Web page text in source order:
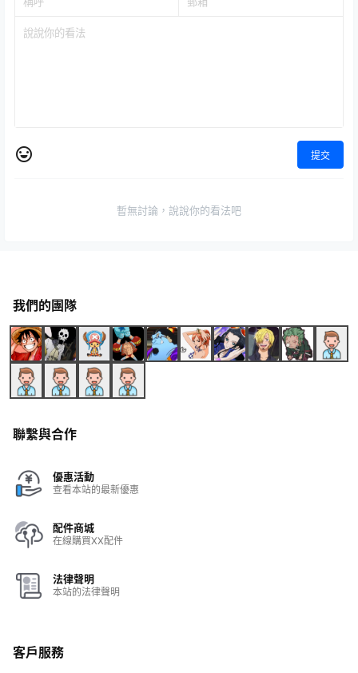
提交
暫無討論，說說你的看法吧
我們的團隊
聯繫與合作
優惠活動
查看本站的最新優惠
配件商城
在線購買XX配件
法律聲明
本站的法律聲明
客戶服務